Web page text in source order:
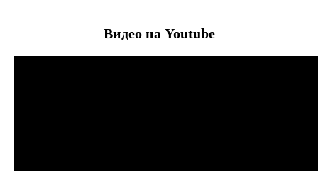
Видео на Youtube